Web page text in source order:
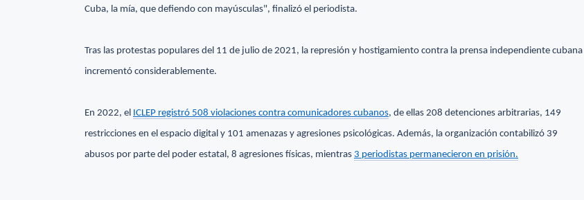
Cuba, la mía, que defiendo con mayúsculas", finalizó el periodista.
Tras las protestas populares del 11 de julio de 2021, la represión y hostigamiento contra la prensa independiente cubana
incrementó considerablemente.
En 2022, el ICLEP registró 508 violaciones contra comunicadores cubanos, de ellas 208 detenciones arbitrarias, 149
restricciones en el espacio digital y 101 amenazas y agresiones psicológicas. Además, la organización contabilizó 39
abusos por parte del poder estatal, 8 agresiones físicas, mientras 3 periodistas permanecieron en prisión.